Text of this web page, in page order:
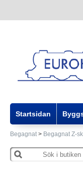
Startsidan
Begagnat> Begagnat Z-